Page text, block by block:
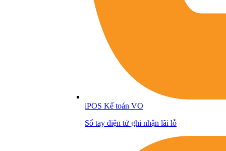
iPOS Kế toán VO
Sổ tay điện tử ghi nhận lãi lỗ